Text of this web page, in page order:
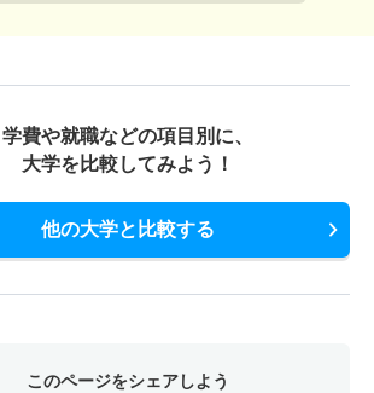
学費や就職などの項目別に、
大学を比較してみよう！
他の大学と比較する
このページをシェアしよう